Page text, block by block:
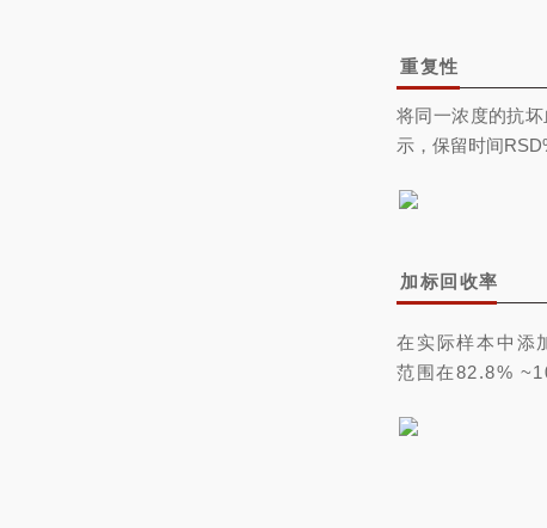
重复性
将同一浓度的抗
示，保留时间
加标回收率
在实际样本中添
范围在82.8%